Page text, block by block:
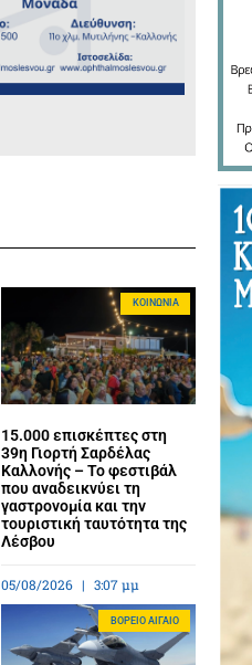
ΚΟΙΝΩΝΊΑ
15.000 επισκέπτες στη
39η Γιορτή Σαρδέλας
Καλλονής – Το φεστιβάλ
που αναδεικνύει τη
γαστρονομία και την
τουριστική ταυτότητα της
Λέσβου
05/08/2026 3:07 μμ
BΌΡΕΙΟ ΑΙΓΑΊΟ